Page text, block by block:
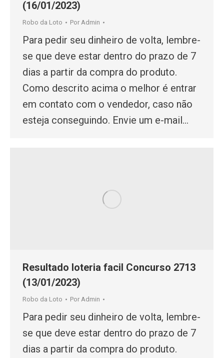
(16/01/2023)
Robo da Loto Por Admin
Para pedir seu dinheiro de volta, lembre-
se que deve estar dentro do prazo de 7
dias a partir da compra do produto.
Como descrito acima o melhor é entrar
em contato com o vendedor, caso não
esteja conseguindo. Envie um e-mail…
Resultado loteria facil Concurso 2713
(13/01/2023)
Robo da Loto Por Admin
Para pedir seu dinheiro de volta, lembre-
se que deve estar dentro do prazo de 7
dias a partir da compra do produto.